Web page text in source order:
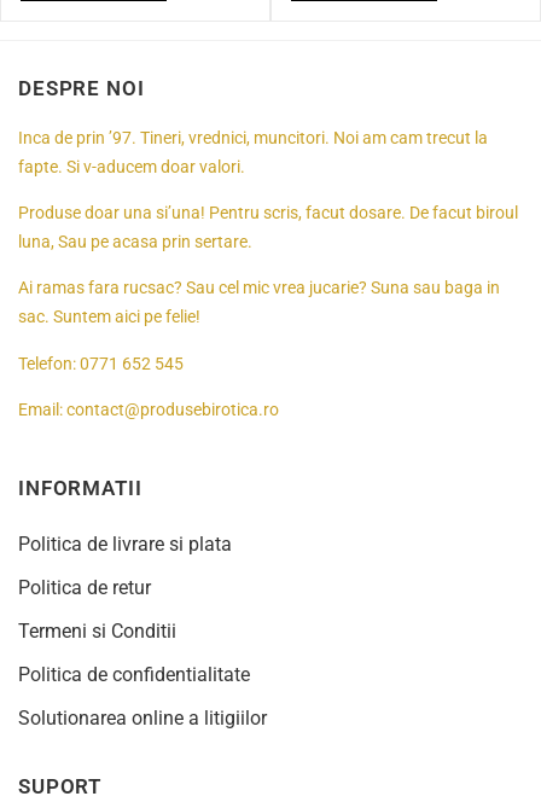
DESPRE NOI
Inca de prin ’97. Tineri, vrednici, muncitori. Noi am cam trecut la
fapte. Si v-aducem doar valori.
Produse doar una si’una! Pentru scris, facut dosare. De facut biroul
luna, Sau pe acasa prin sertare.
Ai ramas fara rucsac? Sau cel mic vrea jucarie? Suna sau baga in
sac. Suntem aici pe felie!
Telefon:0771 652 545
Email:contact@produsebirotica.ro
INFORMATII
Politica de livrare si plata
Politica de retur
Termeni si Conditii
Politica de confidentialitate
Solutionarea online a litigiilor
SUPORT